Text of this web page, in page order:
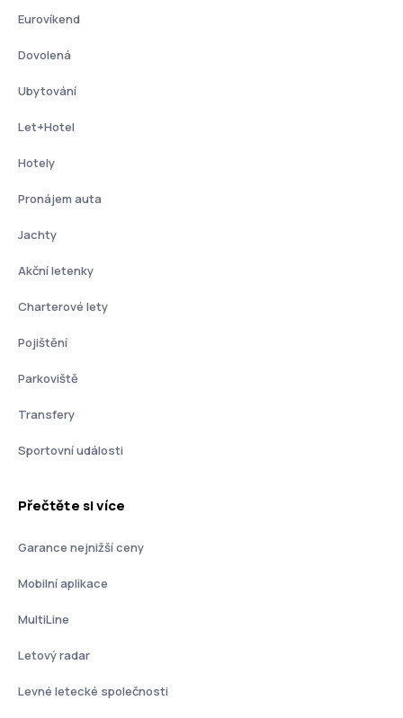
Eurovíkend
Dovolená
Ubytování
Let+Hotel
Hotely
Pronájem auta
Jachty
Akční letenky
Charterové lety
Pojištění
Parkoviště
Transfery
Sportovní události
Přečtěte si více
Garance nejnižší ceny
Mobilní aplikace
MultiLine
Letový radar
Levné letecké společnosti